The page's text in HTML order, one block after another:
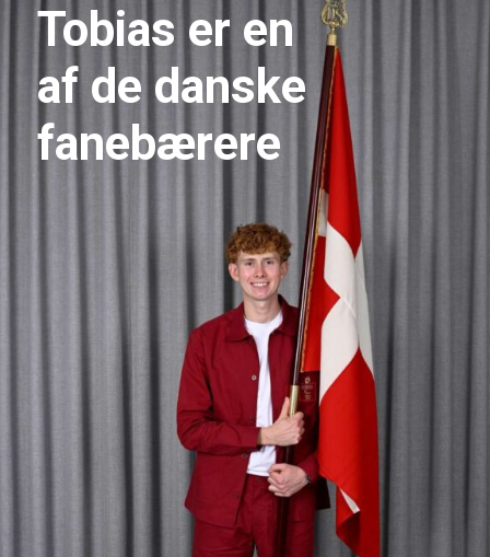
Tobias er en
af de danske
fanebærere